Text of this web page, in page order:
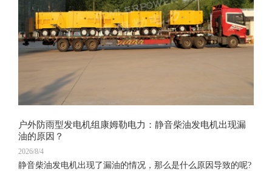
户外防雨型发电机组康姆勒电力：静音柴油发电机出现漏
油的原因？
2026/8/4
静音柴油发电机出现了漏油的情况，那么是什么原因导致的呢?